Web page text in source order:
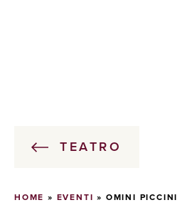
TEATRO
HOME » EVENTI » OMINI PICCINI